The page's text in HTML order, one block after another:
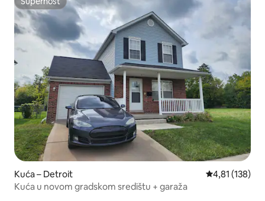
Superhost
Kuća – Detroit Prosječna
4,81 (138)
Kuća u novom gradskom središtu + garaža